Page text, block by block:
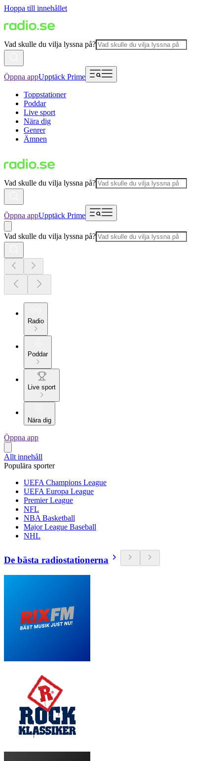
Hoppa till innehållet
Vad skulle du vilja lyssna på?
Öppna appUpptäck Prime
Toppstationer
Poddar
Live sport
Nära dig
Genrer
Ämnen
Vad skulle du vilja lyssna på?
Öppna appUpptäck Prime
Vad skulle du vilja lyssna på?
Radio
Poddar
Live sport
Nära dig
Öppna app
Allt innehåll
Populära sporter
UEFA Champions League
UEFA Europa League
Premier League
NFL
NBA Basketball
Major League Baseball
NHL
De bästa radiostationerna